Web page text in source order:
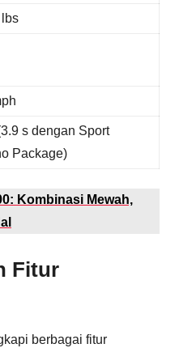
s dengan Sport
Package)
Kombinasi Mewah,
Fitur
berbagai fitur